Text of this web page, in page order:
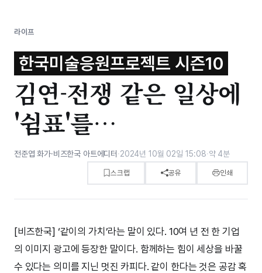
라이프
한국미술응원프로젝트 시즌10
김연-전쟁 같은 일상에
'쉼표'를…
전준엽 화가·비즈한국 아트에디터 ·2024년 10월 02일 15:08·약 4분
스크랩 공유 인쇄
[비즈한국] ‘같이의 가치’라는 말이 있다. 10여 년 전 한 기업
의 이미지 광고에 등장한 말이다. 함께하는 힘이 세상을 바꿀
수 있다는 의미를 지닌 멋진 카피다. 같이 한다는 것은 공감 혹